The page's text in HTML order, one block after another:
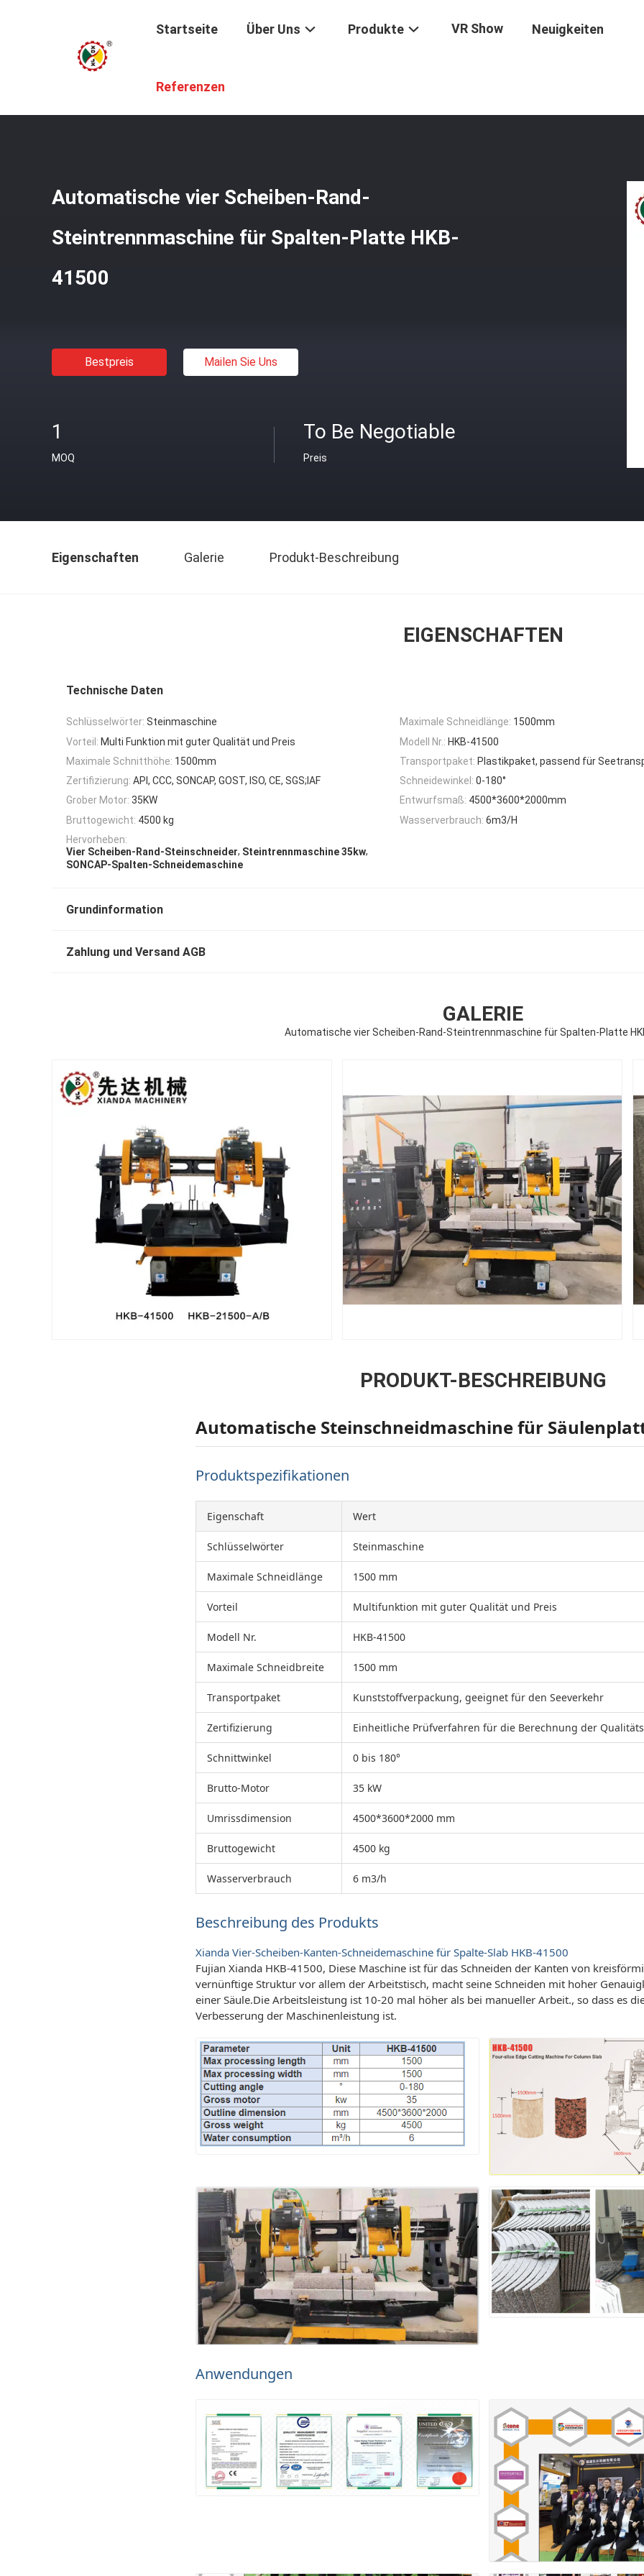
Startseite Über Uns Produkte VR Show Neuigkeiten
Referenzen
Automatische vier Scheiben-Rand-
Steintrennmaschine für Spalten-Platte HKB-
41500
Bestpreis Mailen Sie Uns
1
MOQ
To Be Negotiable
Preis
Eigenschaften Galerie Produkt-Beschreibung
EIGENSCHAFTEN
Technische Daten
Schlüsselwörter: Steinmaschine Maximale Schneidlänge: 1500mm
Vorteil: Multi Funktion mit guter Qualität und Preis Modell Nr.: HKB-41500
Maximale Schnitthöhe: 1500mm Transportpaket: Plastikpaket, passend für
Zertifizierung: API, CCC, SONCAP, GOST, ISO, CE, SGS;IAF Schneidewinkel: 0-180°
Grober Motor: 35KW Entwurfsmaß: 4500*3600*2000mm
Bruttogewicht: 4500 kg Wasserverbrauch: 6m3/H
Hervorheben:
Vier Scheiben-Rand-Steinschneider, Steintrennmaschine 35kw,
SONCAP-Spalten-Schneidemaschine
Grundinformation
Zahlung und Versand AGB
GALERIE
Automatische vier Scheiben-Rand-Steintrennmaschine für Spalten-Platte
PRODUKT-BESCHREIBUNG
Automatische Steinschneidmaschine für
Produktspezifikationen
Eigenschaft Wert
Schlüsselwörter Steinmaschine
Maximale Schneidlänge 1500 mm
Vorteil Multifunktion mit guter Qualität und Preis
Modell Nr. HKB-41500
Maximale Schneidbreite 1500 mm
Transportpaket Kunststoffverpackung, geeignet für den Seeverkehr
Zertifizierung Einheitliche Prüfverfahren für die Berechnung der
Schnittwinkel 0 bis 180°
Brutto-Motor 35 kW
Umrissdimension 4500*3600*2000 mm
Bruttogewicht 4500 kg
Wasserverbrauch 6 m3/h
Beschreibung des Produkts
Xianda Vier-Scheiben-Kanten-Schneidemaschine für Spalte-Slab HKB-41500
Fujian Xianda HKB-41500, Diese Maschine ist für das Schneiden der Kanten von
vernünftige Struktur vor allem der Arbeitstisch, macht seine Schneiden mit hoher
einer Säule.Die Arbeitsleistung ist 10-20 mal höher als bei manueller Arbeit., so dass es
Verbesserung der Maschinenleistung ist.
Anwendungen